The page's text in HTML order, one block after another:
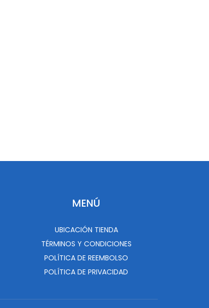
MENÚ
UBICACIÓN TIENDA
TÉRMINOS Y CONDICIONES
POLÍTICA DE REEMBOLSO
POLÍTICA DE PRIVACIDAD